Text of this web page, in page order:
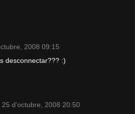
2008 09:15
desconnectar??? :)
25 d’octubre, 2008 20:50